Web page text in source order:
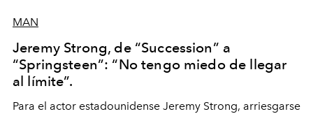
MAN
Jeremy Strong, de “Succession” a
“Springsteen”: “No tengo miedo de llegar
al límite”.
Para el actor estadounidense Jeremy Strong, arriesgarse